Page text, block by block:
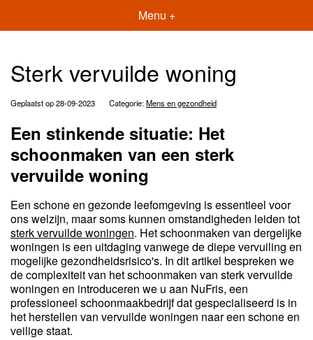
Menu +
Sterk vervuilde woning
Geplaatst op 28-09-2023 Categorie:Mens en gezondheid
Een stinkende situatie: Het
schoonmaken van een sterk
vervuilde woning
Een schone en gezonde leefomgeving is essentieel voor
ons welzijn, maar soms kunnen omstandigheden leiden tot
sterk vervuilde woningen. Het schoonmaken van dergelijke
woningen is een uitdaging vanwege de diepe vervuiling en
mogelijke gezondheidsrisico's. In dit artikel bespreken we
de complexiteit van het schoonmaken van sterk vervuilde
woningen en introduceren we u aan NuFris, een
professioneel schoonmaakbedrijf dat gespecialiseerd is in
het herstellen van vervuilde woningen naar een schone en
veilige staat.